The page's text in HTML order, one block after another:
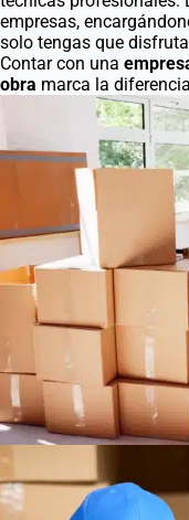
empresas,
solo tengas que
Contar con una
obra marca la